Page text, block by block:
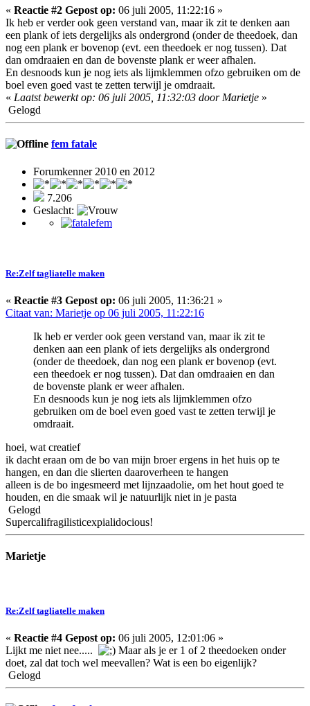
« Reactie #2 Gepost op: 06 juli 2005, 11:22:16 »
Ik heb er verder ook geen verstand van, maar ik zit te denken aan
een plank of iets dergelijks als ondergrond (onder de theedoek, dan
nog een plank er bovenop (evt. een theedoek er nog tussen). Dat
dan omdraaien en dan de bovenste plank er weer afhalen.
En desnoods kun je nog iets als lijmklemmen ofzo gebruiken om de
boel even goed vast te zetten terwijl je omdraait.
« Laatst bewerkt op: 06 juli 2005, 11:32:03 door Marietje »
Gelogd
fem fatale
Forumkenner 2010 en 2012
7.206
Geslacht:
Re:Zelf tagliatelle maken
« Reactie #3 Gepost op: 06 juli 2005, 11:36:21 »
Citaat van: Marietje op 06 juli 2005, 11:22:16
Ik heb er verder ook geen verstand van, maar ik zit te
denken aan een plank of iets dergelijks als ondergrond
(onder de theedoek, dan nog een plank er bovenop (evt.
een theedoek er nog tussen). Dat dan omdraaien en dan
de bovenste plank er weer afhalen.
En desnoods kun je nog iets als lijmklemmen ofzo
gebruiken om de boel even goed vast te zetten terwijl je
omdraait.
hoei, wat creatief
ik dacht eraan om de bo van mijn broer ergens in het huis op te
hangen, en dan die slierten daaroverheen te hangen
alleen is de bo ingesmeerd met lijnzaadolie, om het hout goed te
houden, en die smaak wil je natuurlijk niet in je pasta
Gelogd
Supercalifragilisticexpialidocious!
Marietje
Re:Zelf tagliatelle maken
« Reactie #4 Gepost op: 06 juli 2005, 12:01:06 »
Lijkt me niet nee.....
Maar als je er 1 of 2 theedoeken onder
doet, zal dat toch wel meevallen? Wat is een bo eigenlijk?
Gelogd